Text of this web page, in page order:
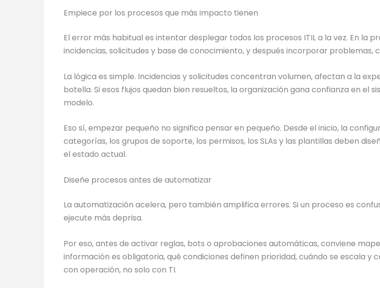
Empiece por los procesos que más impacto tienen
El error más habitual es intentar desplegar todos los procesos ITIL a la vez. En la
incidencias, solicitudes y base de conocimiento, y después incorporar problemas,
La lógica es simple. Incidencias y solicitudes concentran volumen, afectan a la
botella. Si esos flujos quedan bien resueltos, la organización gana confianza en el
modelo.
Eso sí, empezar pequeño no significa pensar en pequeño. Desde el inicio, la
categorías, los grupos de soporte, los permisos, los SLAs y las plantillas deben
el estado actual.
Diseñe procesos antes de automatizar
La automatización acelera, pero también amplifica errores. Si un proceso es
ejecute más deprisa.
Por eso, antes de activar reglas, bots o aprobaciones automáticas, conviene
información es obligatoria, qué condiciones definen prioridad, cuándo se escala y
con operación, no solo con TI.